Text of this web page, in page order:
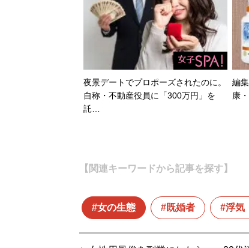
夜景デートでプロポーズされたのに。
自称・不動産役員に「300万円」を
託…
編
康
【関連キーワードから記事を探す】
女の生態 既婚者 浮気